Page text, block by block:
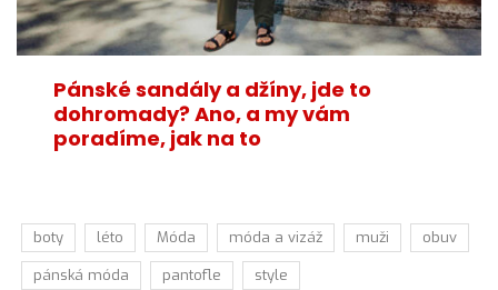
Pánské sandály a džíny, jde to
dohromady? Ano, a my vám
poradíme, jak na to
boty léto Móda móda a vizáž muži
obuv
pánská móda
pantofle style